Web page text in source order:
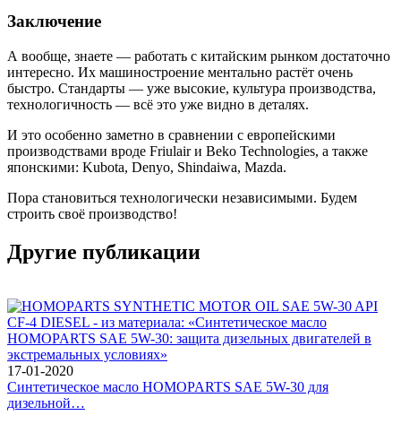
Заключение
А вообще, знаете — работать с китайским рынком достаточно
интересно. Их машиностроение ментально растёт очень
быстро. Стандарты — уже высокие, культура производства,
технологичность — всё это уже видно в деталях.
И это особенно заметно в сравнении с европейскими
производствами вроде Friulair и Beko Technologies, а также
японскими: Kubota, Denyo, Shindaiwa, Mazda.
Пора становиться технологически независимыми. Будем
строить своё производство!
Другие публикации
17-01-2020
Синтетическое масло HOMOPARTS SAE 5W-30 для
дизельной…